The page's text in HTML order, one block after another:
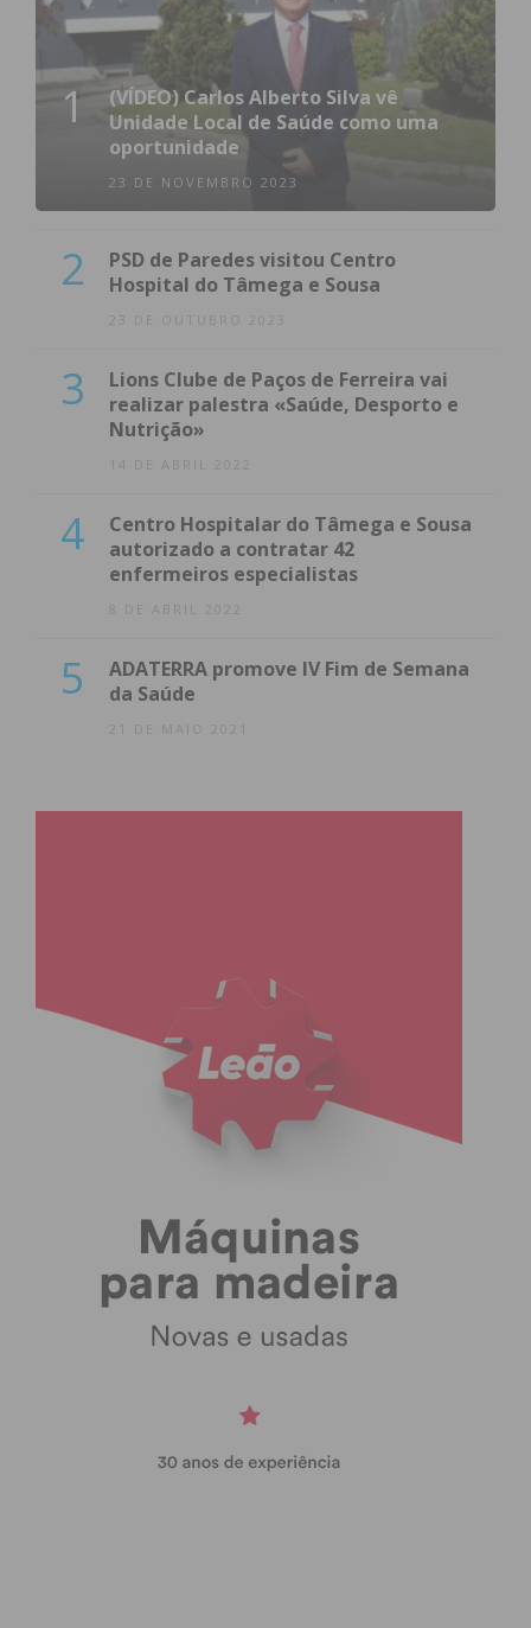
1
(VÍDEO) Carlos Alberto Silva vê
Unidade Local de Saúde como uma
oportunidade
23 DE NOVEMBRO 2023
2
PSD de Paredes visitou Centro
Hospital do Tâmega e Sousa
23 DE OUTUBRO 2023
3
Lions Clube de Paços de Ferreira vai
realizar palestra «Saúde, Desporto e
Nutrição»
14 DE ABRIL 2022
4
Centro Hospitalar do Tâmega e Sousa
autorizado a contratar 42
enfermeiros especialistas
8 DE ABRIL 2022
5
ADATERRA promove IV Fim de Semana
da Saúde
21 DE MAIO 2021